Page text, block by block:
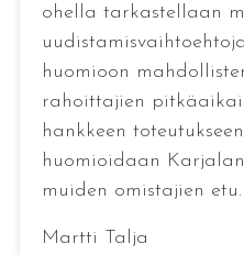
ohella tarkastellaan
huomioon
rahoittajien
hankkeen
huomioidaan
muiden omistajien etu.
Martti Talja